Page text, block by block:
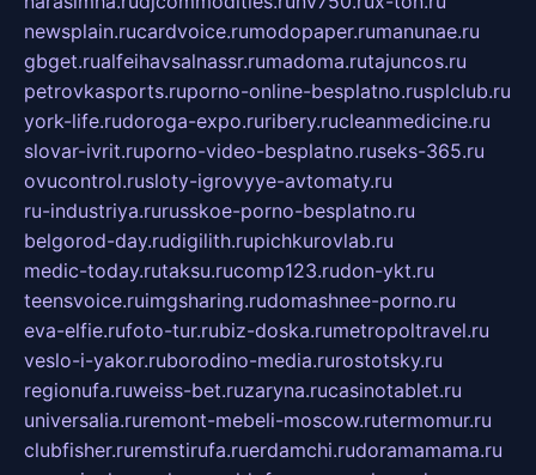
newsplain.rucardvoice.rumodopaper.rumanunae.ru
gbget.rualfeihavsalnassr.rumadoma.rutajuncos.ru
petrovkasports.ruporno-online-besplatno.rusplclub.ru
york-life.rudoroga-expo.ruribery.rucleanmedicine.ru
slovar-ivrit.ruporno-video-besplatno.ruseks-365.ru
ovucontrol.rusloty-igrovyye-avtomaty.ru
ru-industriya.rurusskoe-porno-besplatno.ru
belgorod-day.rudigilith.rupichkurovlab.ru
medic-today.rutaksu.rucomp123.rudon-ykt.ru
teensvoice.ruimgsharing.rudomashnee-porno.ru
eva-elfie.rufoto-tur.rubiz-doska.rumetropoltravel.ru
veslo-i-yakor.ruborodino-media.rurostotsky.ru
regionufa.ruweiss-bet.ruzaryna.rucasinotablet.ru
universalia.ruremont-mebeli-moscow.rutermomur.ru
clubfisher.ruremstirufa.ruerdamchi.rudoramamama.ru